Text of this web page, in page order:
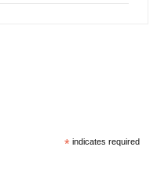
* indicates required